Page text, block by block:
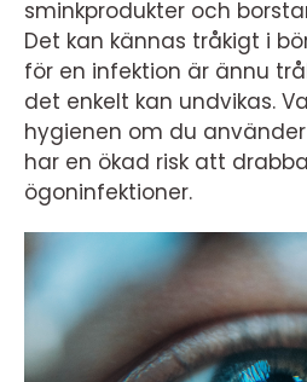
sminkprodukter och
Det kan kännas tråkigt i
för en infektion är ännu
det enkelt kan undvikas.
hygienen om du
har en ökad risk att
ögoninfektioner.